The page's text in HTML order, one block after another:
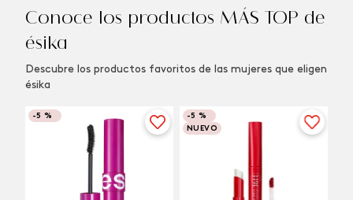
Conoce los productos MÁS TOP de
ésika
Descubre los productos favoritos de las mujeres que eligen
ésika
-5 % -5 %
NUEVO